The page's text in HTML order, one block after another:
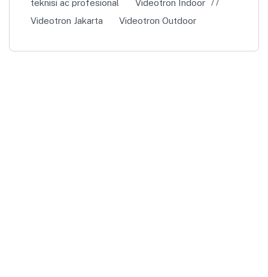
teknisi ac profesional
Videotron Indoor
Videotron Jakarta
Videotron Outdoor